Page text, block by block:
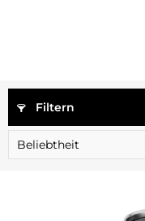
Filtern